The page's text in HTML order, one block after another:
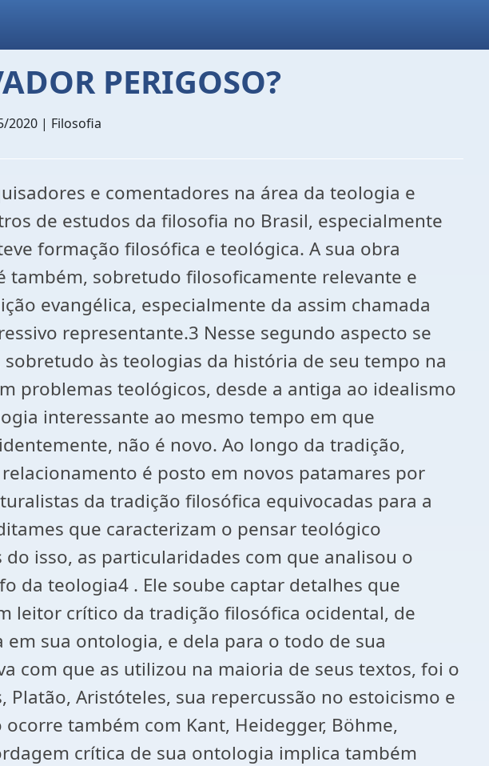
PERIGOSO?
2020 | Filosofia
e comentadores na área da teologia e
de estudos da filosofia no Brasil, especialmente
formação filosófica e teológica. A sua obra
também, sobretudo filosoficamente relevante e
evangélica, especialmente da assim chamada
representante.3 Nesse segundo aspecto se
às teologias da história de seu tempo na
problemas teológicos, desde a antiga ao idealismo
interessante ao mesmo tempo em que
não é novo. Ao longo da tradição,
é posto em novos patamares por
da tradição filosófica equivocadas para a
que caracterizam o pensar teológico
isso, as particularidades com que analisou o
da teologia4 . Ele soube captar detalhes que
leitor crítico da tradição filosófica ocidental, de
sua ontologia, e dela para o todo de sua
com que as utilizou na maioria de seus textos, foi o
Aristóteles, sua repercussão no estoicismo e
também com Kant, Heidegger, Böhme,
crítica de sua ontologia implica também